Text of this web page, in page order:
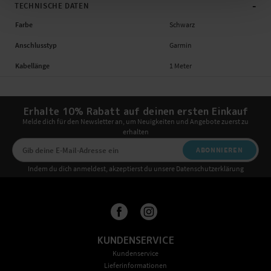
TECHNISCHE DATEN -
Farbe Schwarz
Anschlusstyp Garmin
Kabellänge 1 Meter
Erhalte 10% Rabatt auf deinen ersten Einkauf
Melde dich für den Newsletter an, um Neuigkeiten und Angebote zuerst zu
erhalten
ABONNIEREN
Indem du dich anmeldest, akzeptierst du unsere Datenschutzerklärung
KUNDENSERVICE
Kundenservice
Lieferinformationen